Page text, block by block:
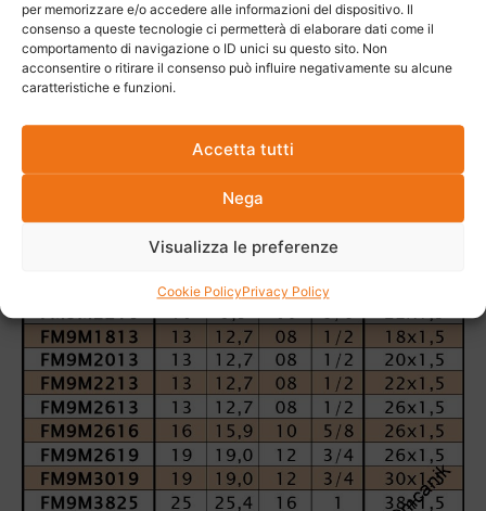
per memorizzare e/o accedere alle informazioni del dispositivo. Il
consenso a queste tecnologie ci permetterà di elaborare dati come il
comportamento di navigazione o ID unici su questo sito. Non
acconsentire o ritirare il consenso può influire negativamente su alcune
caratteristiche e funzioni.
Accetta tutti
Nega
Visualizza le preferenze
Cookie PolicyPrivacy Policy